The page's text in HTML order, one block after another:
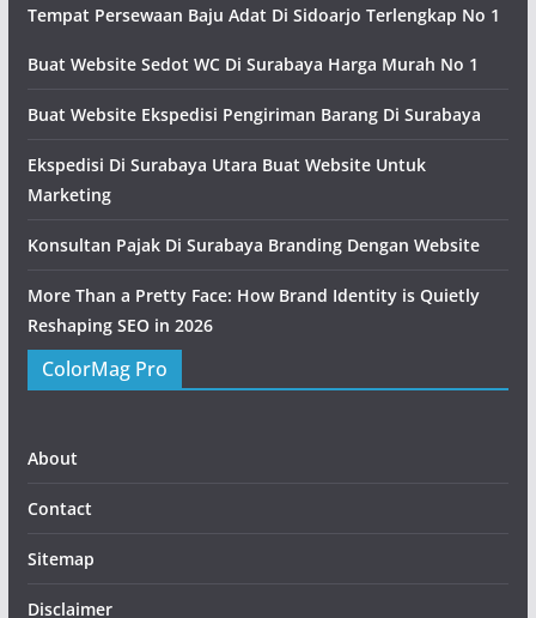
Tempat Persewaan Baju Adat Di Sidoarjo Terlengkap No 1
Buat Website Sedot WC Di Surabaya Harga Murah No 1
Buat Website Ekspedisi Pengiriman Barang Di Surabaya
Ekspedisi Di Surabaya Utara Buat Website Untuk
Marketing
Konsultan Pajak Di Surabaya Branding Dengan Website
More Than a Pretty Face: How Brand Identity is Quietly
Reshaping SEO in 2026
ColorMag Pro
About
Contact
Sitemap
Disclaimer